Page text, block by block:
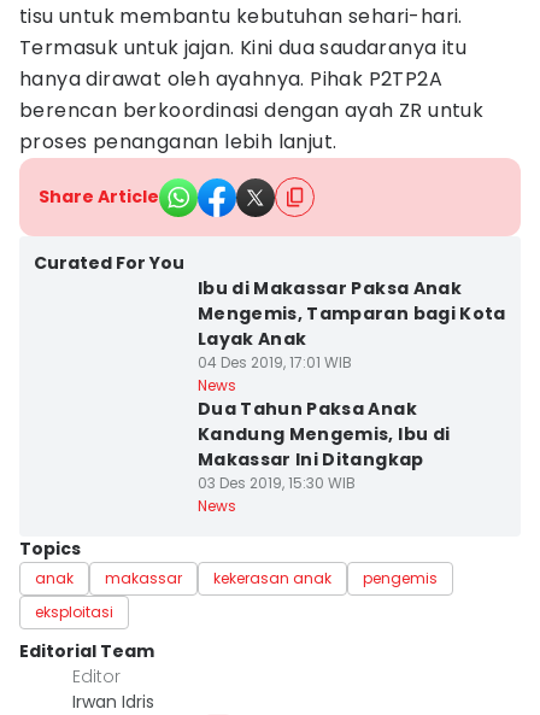
tisu untuk membantu kebutuhan sehari-hari.
Termasuk untuk jajan. Kini dua saudaranya itu
hanya dirawat oleh ayahnya. Pihak P2TP2A
berencan berkoordinasi dengan ayah ZR untuk
proses penanganan lebih lanjut.
Share Article
Curated For You
Ibu di Makassar Paksa Anak
Mengemis, Tamparan bagi Kota
Layak Anak
04 Des 2019, 17:01 WIB
News
Dua Tahun Paksa Anak
Kandung Mengemis, Ibu di
Makassar Ini Ditangkap
03 Des 2019, 15:30 WIB
News
Topics
anak makassar kekerasan anak
pengemis
eksploitasi
Editorial Team
Editor
Irwan Idris